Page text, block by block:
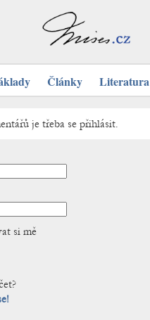
Články Literatura
je třeba se přihlásit.
si mě